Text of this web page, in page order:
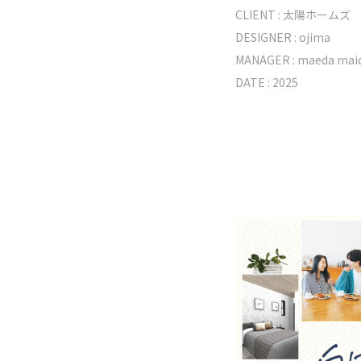
CLIENT : 太陽ホームズ
DESIGNER : ojima
MANAGER : maeda
DATE : 2025